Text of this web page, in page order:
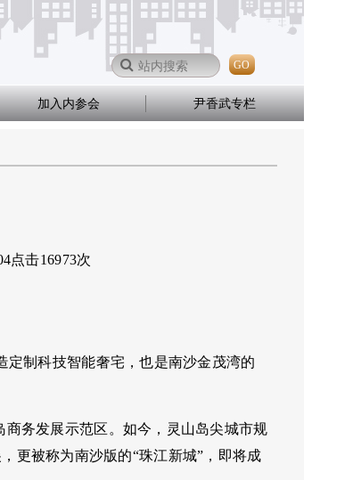
GO
加入内参会 尹香武专栏
点击16973次
制科技智能奢宅，也是南沙金茂湾的
务发展示范区。如今，灵山岛尖城市规
更被称为南沙版的“珠江新城”，即将成